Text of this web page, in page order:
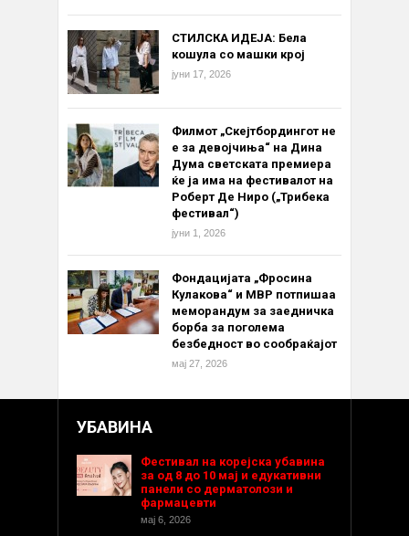
СТИЛСКА ИДЕЈА: Бела
кошула со машки крој
јуни 17, 2026
Филмот „Скејтбордингот не
е за девојчиња“ на Дина
Дума светската премиера
ќе ја има на фестивалот на
Роберт Де Ниро („Трибека
фестивал“)
јуни 1, 2026
Фондацијата „Фросина
Кулакова“ и МВР потпишаа
меморандум за заедничка
борба за поголема
безбедност во сообраќајот
мај 27, 2026
УБАВИНА
Фестивал на корејска убавина
за од 8 до 10 мај и едукативни
панели со дерматолози и
фармацевти
мај 6, 2026